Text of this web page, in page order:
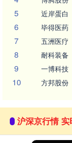
5 近岸蛋白
6 毕得医药
7 五洲医疗
8 耐科装备
9 一博科技
10 方邦股份
沪深京行情 实